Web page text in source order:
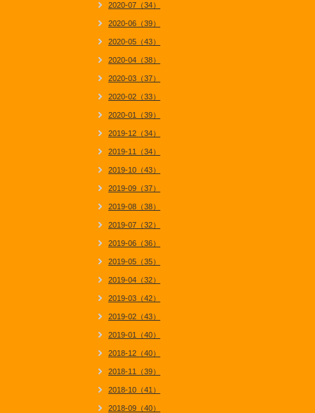
2020-07（34）
2020-06（39）
2020-05（43）
2020-04（38）
2020-03（37）
2020-02（33）
2020-01（39）
2019-12（34）
2019-11（34）
2019-10（43）
2019-09（37）
2019-08（38）
2019-07（32）
2019-06（36）
2019-05（35）
2019-04（32）
2019-03（42）
2019-02（43）
2019-01（40）
2018-12（40）
2018-11（39）
2018-10（41）
2018-09（40）